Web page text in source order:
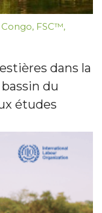
, FSC™,
dans la
du
études